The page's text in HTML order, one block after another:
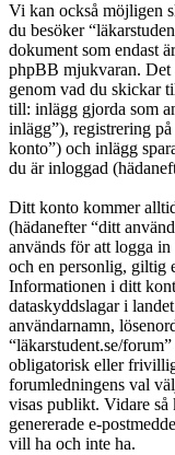
Vi kan också möjligen
du besöker
dokument som endast
phpBB mjukvaran. Det
genom vad du skickar
till: inlägg gjorda som
inlägg”), registrering
konto”) och inlägg
du är inloggad
Ditt konto kommer
(hädanefter “ditt
används för att logga
och en personlig, giltig
Informationen i ditt
dataskyddslagar i
användarnamn,
“läkarstudent.se/
obligatorisk eller
forumledningens val
visas publikt. Vidare
genererade e-
vill ha och inte ha.